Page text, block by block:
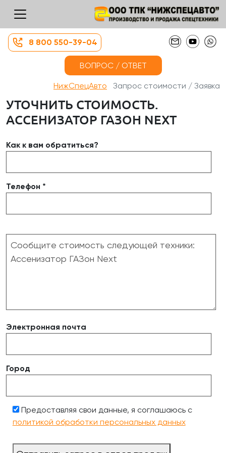
8 800 550-39-04
ВОПРОС / ОТВЕТ
НижСпецАвто Запрос стоимости / Заявка
УТОЧНИТЬ СТОИМОСТЬ.
АССЕНИЗАТОР ГАЗОН NEXT
Как к вам обратиться?
Телефон *
Электронная почта
Город
Предоставляя свои данные, я соглашаюсь с
политикой обработки персональных данных